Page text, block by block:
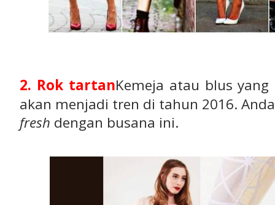
2. Rok tartanKemeja atau blus
akan menjadi tren di tahun 2016.
fresh dengan busana ini.